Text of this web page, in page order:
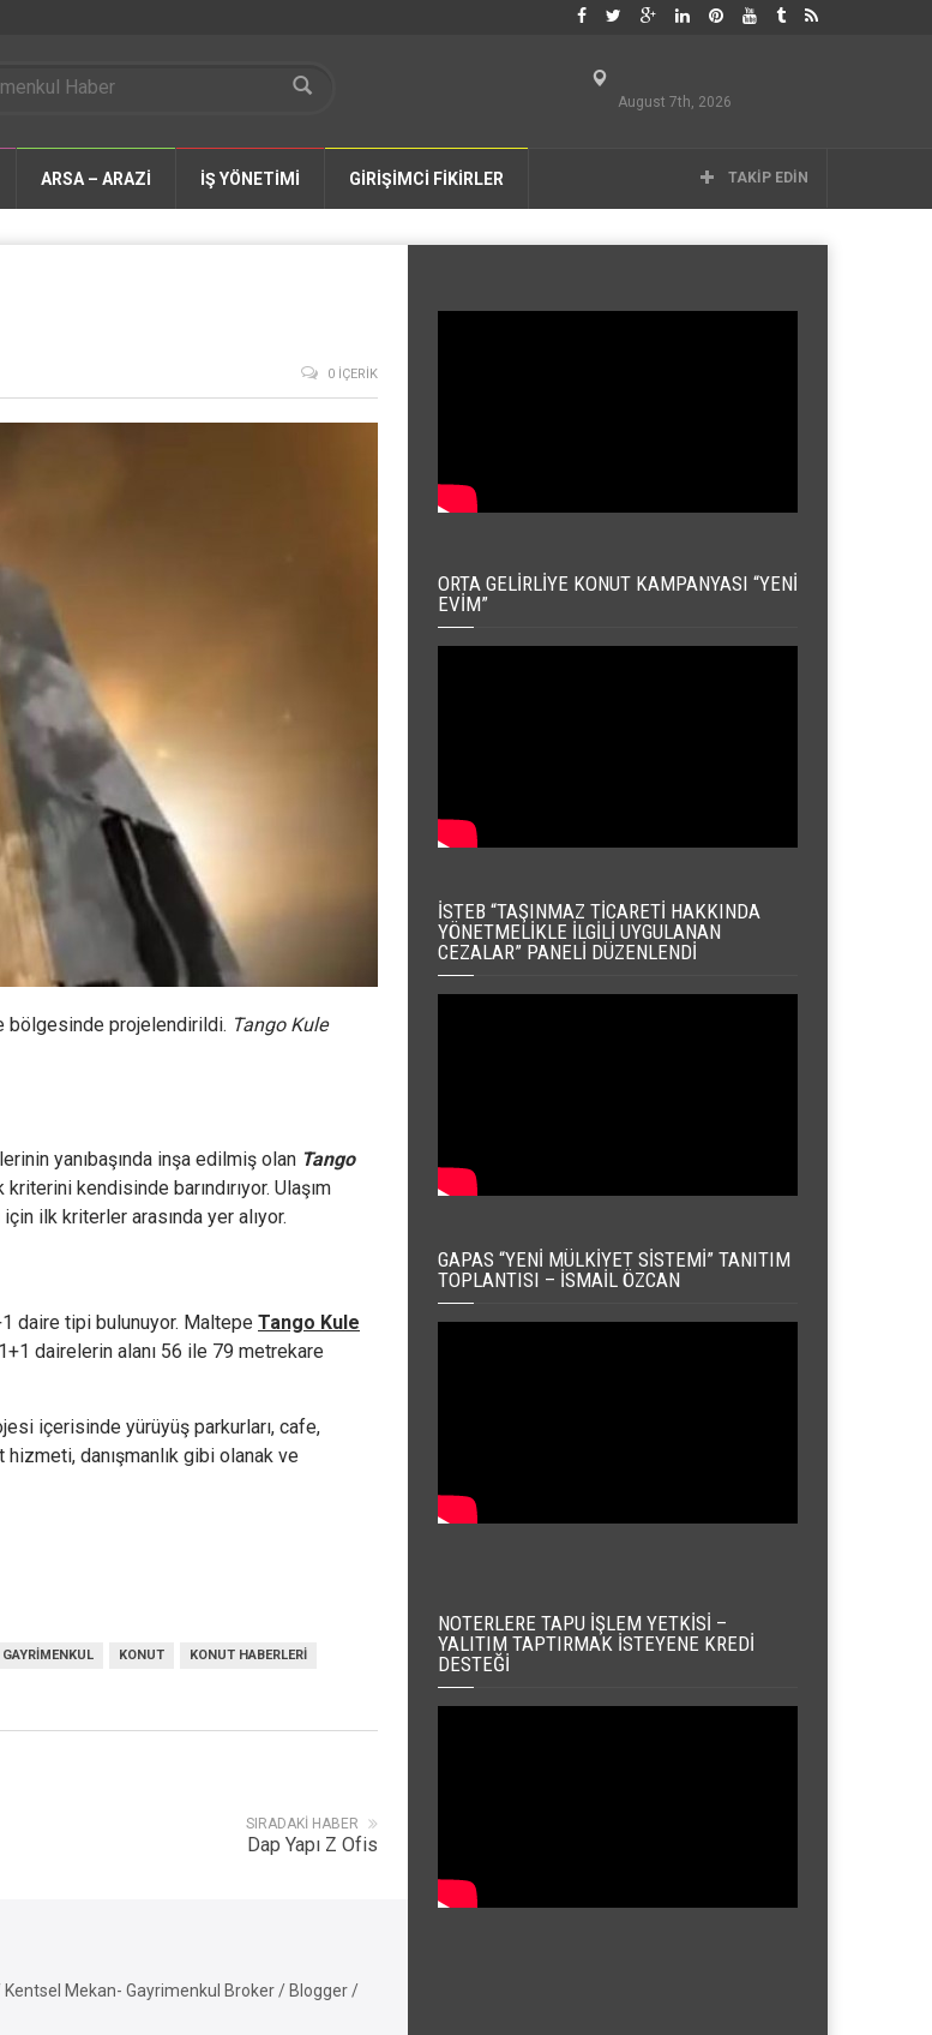
August 7th, 2026
ARSA – ARAZİ İŞ YÖNETİMİ GİRİŞİMCİ FİKİRLER TAKIP EDIN
0 İÇERIK
bölgesinde projelendirildi. Tango Kule
yanıbaşında inşa edilmiş olan Tango
kendisinde barındırıyor. Ulaşım
ilk kriterler arasında yer alıyor.
daire tipi bulunuyor. Maltepe Tango Kule
dairelerin alanı 56 ile 79 metrekare
içerisinde yürüyüş parkurları, cafe,
danışmanlık gibi olanak ve
GAYRIMENKUL KONUT KONUT HABERLERI
SIRADAKI HABER
Dap Yapı Z Ofis
Mekan- Gayrimenkul Broker / Blogger /
ORTA GELIRLIYE KONUT KAMPANYASI “YENI
EVIM”
İSTEB “TAŞINMAZ TICARETI HAKKINDA
YÖNETMELIKLE İLGILI UYGULANAN
CEZALAR” PANELI DÜZENLENDI
GAPAS “YENI MÜLKIYET SISTEMI” TANITIM
TOPLANTISI – İSMAIL ÖZCAN
NOTERLERE TAPU İŞLEM YETKISI –
YALITIM TAPTIRMAK İSTEYENE KREDI
DESTEĞI